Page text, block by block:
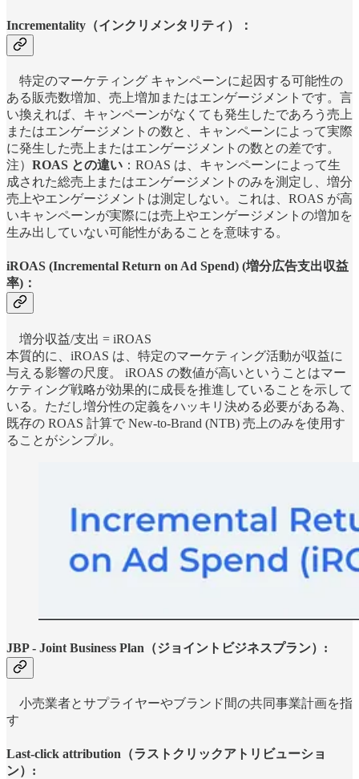
Incrementality（インクリメンタリティ）：
特定のマーケティング キャンペーンに起因する可能性の
ある販売数増加、売上増加またはエンゲージメントです。言
い換えれば、キャンペーンがなくても発生したであろう売上
またはエンゲージメントの数と、キャンペーンによって実際
に発生した売上またはエンゲージメントの数との差です。
注） ROAS との違い ：ROAS は、キャンペーンによって生
成された総売上またはエンゲージメントのみを測定し、増分
売上やエンゲージメントは測定しない。これは、ROAS が高
いキャンペーンが実際には売上やエンゲージメントの増加を
生み出していない可能性があることを意味する。
iROAS (Incremental Return on Ad Spend) (増分広告支出収益
率)：
増分収益/支出 = iROAS
本質的に、iROAS は、特定のマーケティング活動が収益に
与える影響の尺度。 iROAS の数値が高いということはマー
ケティング戦略が効果的に成長を推進していることを示して
いる。ただし増分性の定義をハッキリ決める必要がある為、
既存の ROAS 計算で New-to-Brand (NTB) 売上のみを使用す
ることがシンプル。
JBP - Joint Business Plan（ジョイントビジネスプラン）:
小売業者とサプライヤーやブランド間の共同事業計画を指
す
Last-click attribution（ラストクリックアトリビューショ
ン）: